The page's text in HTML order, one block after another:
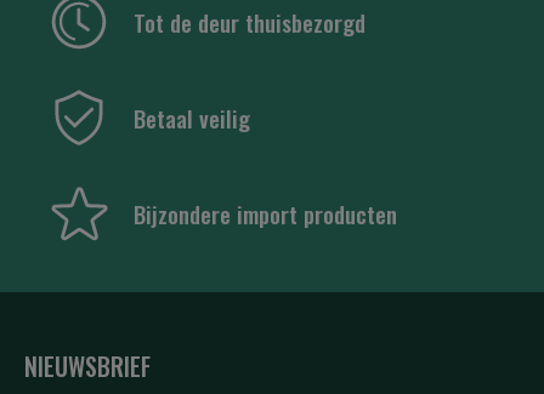
Tot de deur thuisbezorgd
Betaal veilig
Bijzondere import producten
NIEUWSBRIEF